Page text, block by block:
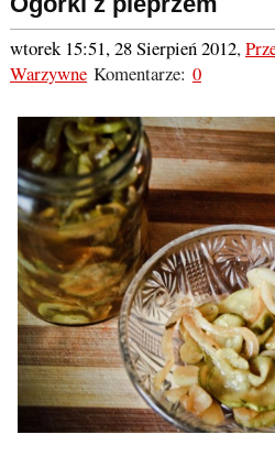
wtorek 15:51, 28 Sierpień 2012,
WarzywneKomentarze: 0